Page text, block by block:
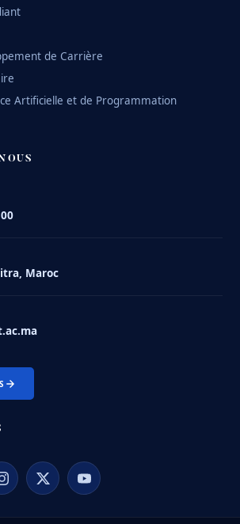
de Carrière
Artificielle et de Programmation
Maroc